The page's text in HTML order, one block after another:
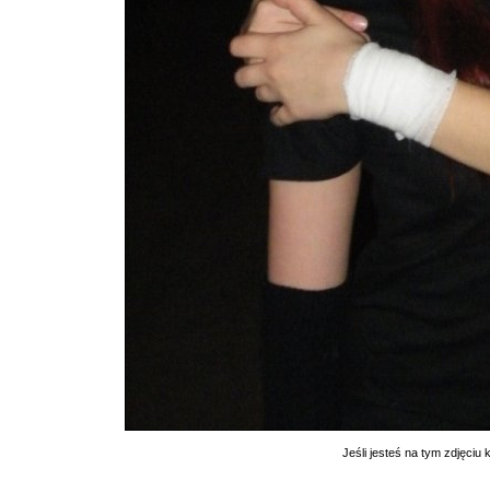
Jeśli jesteś na tym zdjęciu